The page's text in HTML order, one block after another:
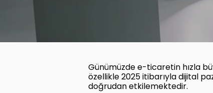
Günümüzde e-ticaretin hızla
özellikle 2025 itibarıyla dijital
doğrudan etkilemektedir.